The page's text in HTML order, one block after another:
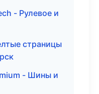
- Рулевое и
страницы
- Шины и